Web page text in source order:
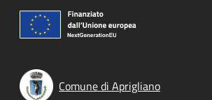
Comune di Aprigliano